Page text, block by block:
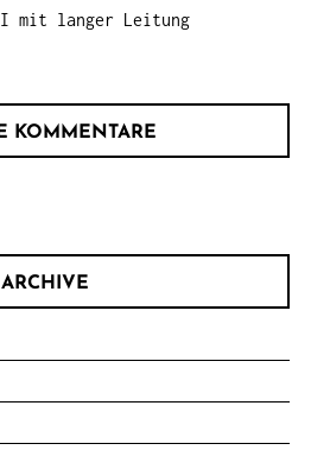
mit langer Leitung
KOMMENTARE
ARCHIVE